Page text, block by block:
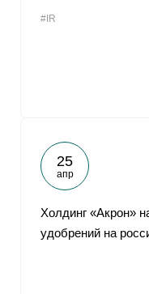
#IR
25
апр
Холдинг «Акрон»
удобрений на